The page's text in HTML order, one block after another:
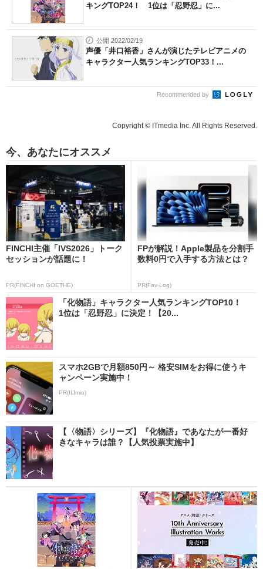
キングTOP24！ 1位は「忍野忍」に...
公開 2022/02/19
声優「井口裕香」さんが演じたテレビアニメの
キャラクター人気ランキングTOP33！...
Recommended by
Copyright © ITmedia Inc. All Rights Reserved.
今、あなたにオススメ
FINCHI主催「IVS2026」トーク
セッションが話題に！
PR(FINCHI on GOETHE)
FPが解説！Apple製品を分割手
数料0円で入手する方法とは？
PR(Fav-Log)
「化物語」キャラクター人気ランキングTOP10！
1位は「忍野忍」に決定！【20...
スマホ2GBで月額850円～ 格安SIMをお得に使うキ
ャンペーン実施中！
PR(IIJmio)
【〈物語〉シリーズ】『化物語』であなたが一番好
きなキャラは誰？【人気投票実施中】